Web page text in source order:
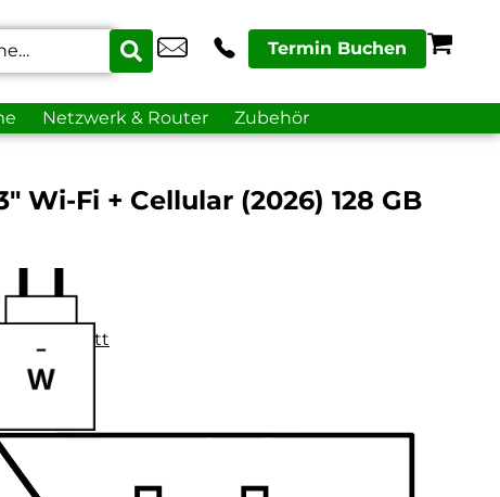
Termin Buchen
Netzwerk & Router Zubehör
Wi-Fi + Cellular (2026) 128 GB